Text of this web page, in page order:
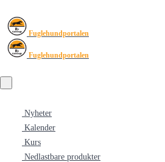
Fuglehundportalen
Fuglehundportalen
Nyheter
Kalender
Kurs
Nedlastbare produkter